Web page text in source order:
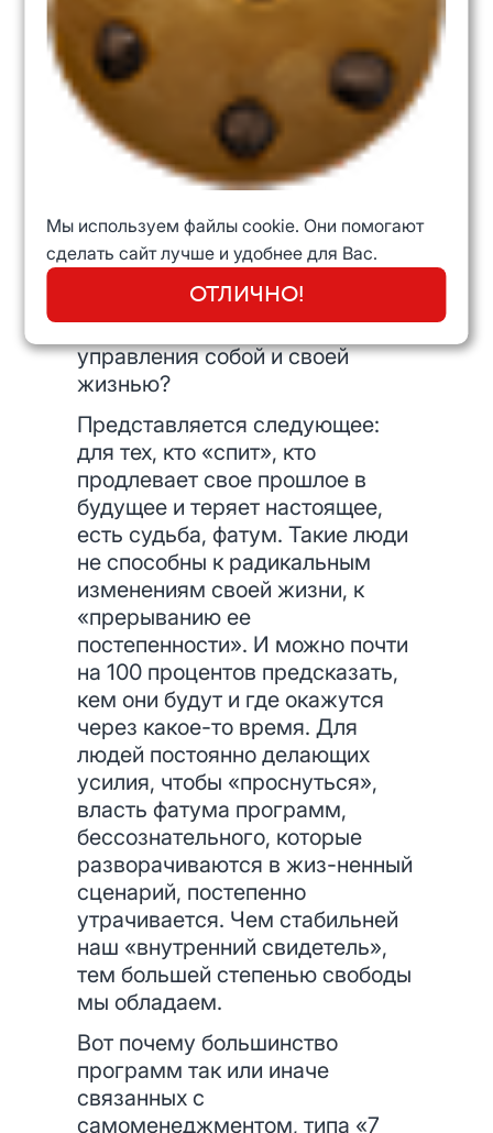
Если живущий на автопилоте
человек напоминает ракету с
самонаводящейся боеголовкой,
в программном обеспечении
которой уже заложены образы
притягивающих и
отталкивающих предметов, то
можно ли утверждать, что
жизненный курс фатально задан
и судьба предопределе-на?
Можно ли в таком случае
вообще говорить об искусстве
управления собой и своей
жизнью?
Представляется следующее:
для тех, кто «спит», кто
продлевает свое прошлое в
будущее и теряет настоящее,
есть судьба, фатум. Такие люди
не способны к радикальным
изменениям своей жизни, к
«прерыванию ее
постепенности». И можно почти
на 100 процентов предсказать,
кем они будут и где окажутся
через какое-то время. Для
людей постоянно делающих
усилия, чтобы «проснуться»,
власть фатума программ,
бессознательного, которые
разворачиваются в жиз-ненный
сценарий, постепенно
утрачивается. Чем стабильней
наш «внутренний свидетель»,
тем большей степенью свободы
мы обладаем.
Вот почему большинство
программ так или иначе
связанных с
самоменеджментом, типа «7
Мы используем файлы cookie. Они помогают
сделать сайт лучше и удобнее для Вас.
ОТЛИЧНО!